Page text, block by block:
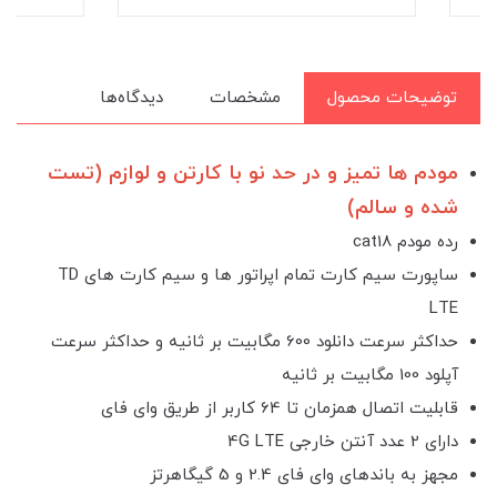
توضیحات محصول مشخصات دیدگاه‌ها
مودم ها تمیز و در حد نو با کارتن و لوازم (تست
شده و سالم)
رده مودم cat18
ساپورت سیم کارت تمام اپراتور ها و سیم کارت های TD
LTE
حداکثر سرعت دانلود 600 مگابیت بر ثانیه و حداکثر سرعت
آپلود 100 مگابیت بر ثانیه
قابلیت اتصال همزمان تا 64 کاربر از طریق وای فای
دارای 2 عدد آنتن خارجی 4G LTE
مجهز به باندهای وای فای 2.4 و 5 گیگاهرتز